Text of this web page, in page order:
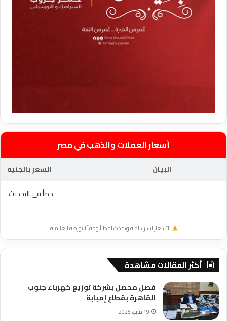
أسعار العملات والذهب في مصر
البيان
السعر بالجنيه
خطأ في التحديث
الأسعار استرشادية وتحدث لحظياً وفقاً للبورصة العالمية.
أكثر المقالات مشاهدة
فصل محصل بشركة توزيع كهرباء جنوب
القاهرة بقطاع إمبابة
19 مايو، 2026